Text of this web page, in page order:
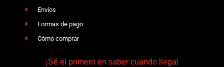
Envíos
Formas de pago
Cómo comprar
¡Sé el primero en saber cuando llega!